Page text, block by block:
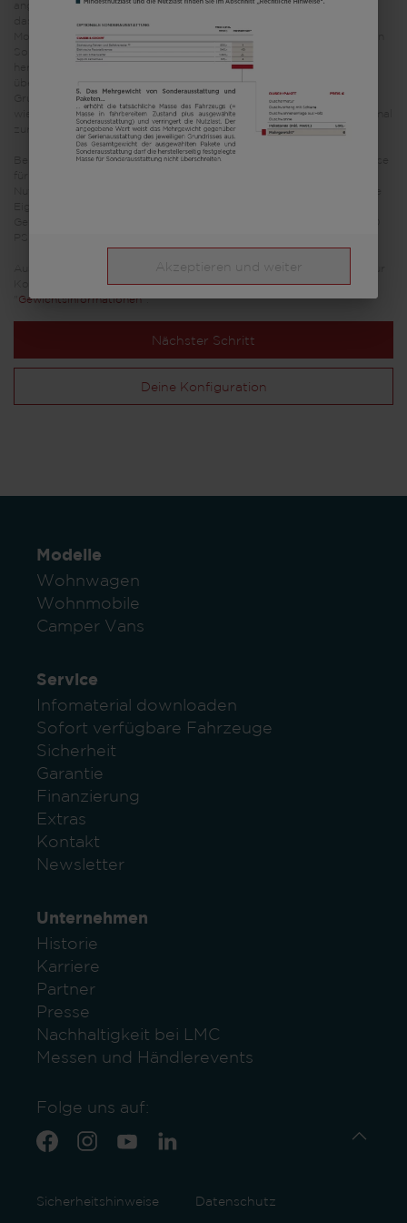
angegebene Mehrgewicht für Pakete und Sonderausstattung weist
das Mehrgewicht gegenüber der Serienausstattung des jeweiligen
Modells bzw. Grundrisses aus. Das Gesamtgewicht der ausgewählten
Sonderausstattung darf die in den Modellübersichten angegebene
herstellerseitig festgelegte Masse für Sonderausstattung nicht
überschreiten. Hierbei handelt es sich um einen für jeden Typ und
Grundriss ermittelten kalkulatorischen Wert, mit dem LMC festlegt,
wieviel Gewicht für werkseitig eingebaute Sonderausstattung maximal
zur Verfügung steht.
Bei einer Auflastung erhöht sich die herstellerseitig festgelegte Masse
Ausführliche Hinweise & Erläuterungen zur Gewichtsthematik und zur
Konfiguration des Fahrzeugs finden Sie im Abschnitt
Gewichtsinformationen".
Nächster Schritt
Deine Konfiguration
Modelle
Wohnwagen
Wohnmobile
Camper Vans
Service
Infomaterial downloaden
Sofort verfügbare Fahrzeuge
Sicherheit
Garantie
Finanzierung
Extras
Kontakt
Newsletter
Unternehmen
Historie
Karriere
Partner
Presse
Nachhaltigkeit bei LMC
Messen und Händlerevents
Folge uns auf:
Sicherheitshinweise Datenschutz
Akzeptieren und weiter